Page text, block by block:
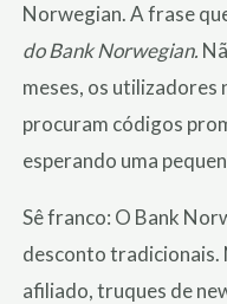
Norwegian. A frase
do Bank Norwegian.
meses, os utilizadores
procuram códigos
esperando uma
Sê franco: O Bank
desconto tradicionais.
afiliado, truques de